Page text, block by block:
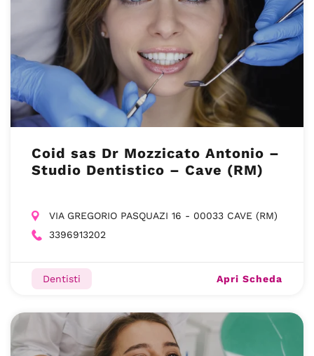
Coid sas Dr Mozzicato Antonio –
Studio Dentistico – Cave (RM)
VIA GREGORIO PASQUAZI 16 - 00033 CAVE (RM)
3396913202
Dentisti Apri Scheda